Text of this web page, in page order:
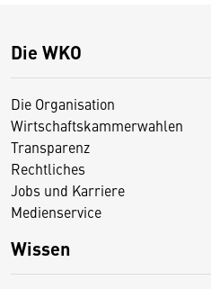
Die WKO
Die Organisation
Wirtschaftskammerwahlen
Transparenz
Rechtliches
Jobs und Karriere
Medienservice
Wissen